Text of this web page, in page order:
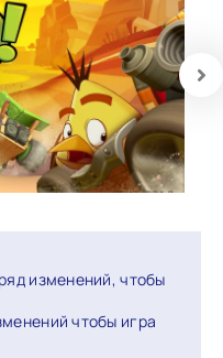
изменений, чтобы
чтобы игра